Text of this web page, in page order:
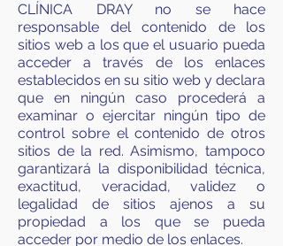
CLÍNICA DRAY no se hace
responsable del contenido de los
sitios web a los que el usuario pueda
acceder a través de los enlaces
establecidos en su sitio web y declara
que en ningún caso procederá a
examinar o ejercitar ningún tipo de
control sobre el contenido de otros
sitios de la red. Asimismo, tampoco
garantizará la disponibilidad técnica,
exactitud, veracidad, validez o
legalidad de sitios ajenos a su
propiedad a los que se pueda
acceder por medio de los enlaces.